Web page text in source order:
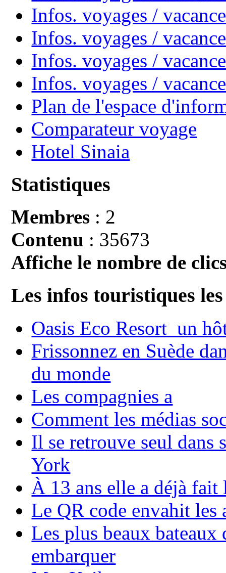
Infos. voyages /
Infos. voyages /
Infos. voyages /
Infos. voyages /
Plan de l'espace
Comparateur voyage
Hotel Sinaia
Statistiques
Membres : 2
Contenu : 35673
Affiche le nombre de
Les infos touristiques
Oasis Eco Resort un
Frissonnez en Suède
du monde
Les compagnies a
Comment les médias
Il se retrouve seul dans
York
À 13 ans elle a déjà
Le QR code envahit les
Les plus beaux bateaux
embarquer